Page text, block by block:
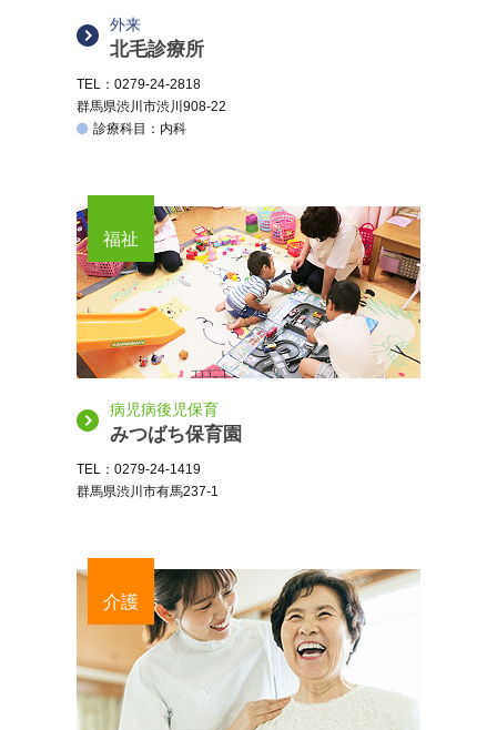
外来
北毛診療所
TEL：0279-24-2818
群馬県渋川市渋川908-22
診療科目：内科
福祉
病児病後児保育
みつばち保育園
TEL：0279-24-1419
群馬県渋川市有馬237-1
介護